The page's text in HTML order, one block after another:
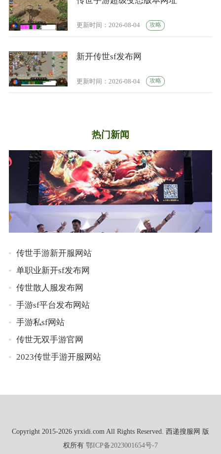
更新时间：2026-08-04 攻略
新开传世sf发布网
更新时间：2026-08-04 攻略
热门新闻
传世手游新开服网站
单职业新开sf发布网
传世散人服发布网
手游sf平台发布网站
手游私sf网站
传世无双手游官网
2023传世手游开服网站
Copyright 2015-2026 yrxidi.com All Rights Reserved. 西递搜服网 版
权所有 鄂ICP备2023001654号-7